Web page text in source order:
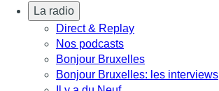
La radio
Direct & Replay
Nos podcasts
Bonjour Bruxelles
Bonjour Bruxelles: les interviews